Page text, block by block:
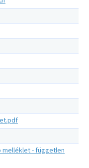
melléklet - független